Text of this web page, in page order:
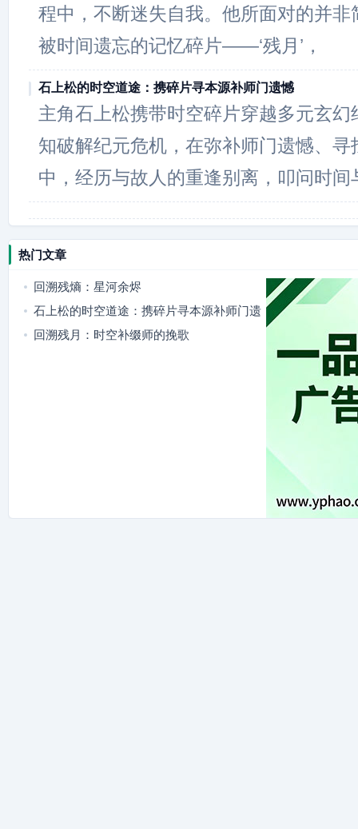
程中，不断迷失自我。他所面对的并非
被时间遗忘的记忆碎片——‘残月’，
石上松的时空道途：携碎片寻本源补师门遗憾
主角石上松携带时空碎片穿越多元玄
知破解纪元危机，在弥补师门遗憾、寻
中，经历与故人的重逢别离，叩问时间
热门文章
回溯残熵：星河余烬
石上松的时空道途：携碎片寻本源补师门遗
憾
回溯残月：时空补缀师的挽歌